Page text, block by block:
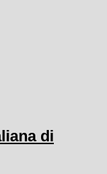
di